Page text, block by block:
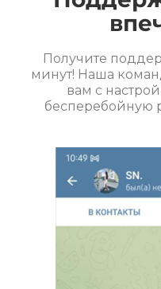
Получите
минут! Наша
вам с
бесперебойную